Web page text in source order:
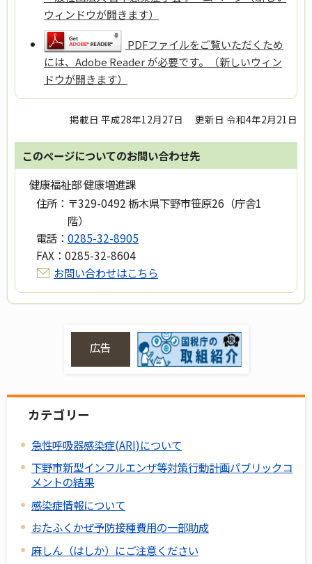
ウィンドウが開きます）
PDFファイルをご覧いただくため
には、Adobe Reader が必要です。（新しいウィン
ドウが開きます）
掲載日 平成28年12月27日 更新日 令和4年2月21日
このページについてのお問い合わせ先
健康福祉部 健康増進課
住所： 〒329-0492 栃木県下野市笹原26（庁舎1
階）
電話： 0285-32-8905
FAX： 0285-32-8604
お問い合わせはこちら
広告
カテゴリー
急性呼吸器感染症(ARI)について
下野市新型インフルエンザ等対策行動計画パブリックコ
メントの結果
感染症情報について
おたふくかぜ予防接種費用の一部助成
麻しん（はしか）にご注意ください